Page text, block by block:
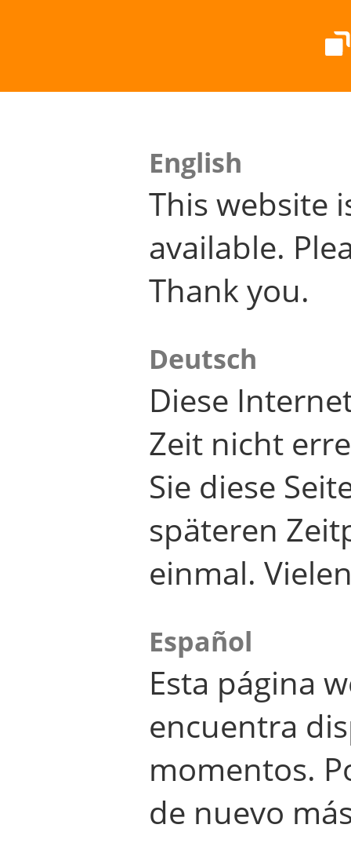
English
This website
available.
Thank you.
Deutsch
Diese
Zeit nicht
Sie diese
späteren
einmal.
Español
Esta página
encuentra
momentos.
de nuevo